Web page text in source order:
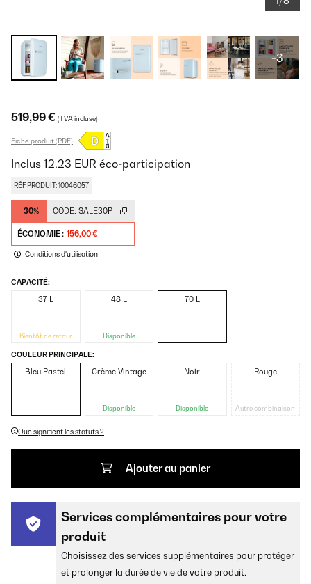
+3
519,99 € (TVA incluse)
Fiche produit (PDF)
Inclus 12.23 EUR éco-participation
RÉF PRODUIT: 10046057
-30% CODE: SALE30P
ÉCONOMIE : 156,00 €
Conditions d'utilisation
CAPACITÉ:
37 L
Bientôt de retour
48 L
Disponible
70 L
COULEUR PRINCIPALE:
Bleu Pastel Crème Vintage
Disponible
Noir
Disponible
Rouge
Autre combinaison
Que signifient les statuts ?
Ajouter au panier
Services complémentaires pour votre
produit
Choisissez des services supplémentaires pour protéger
et prolonger la durée de vie de votre produit.